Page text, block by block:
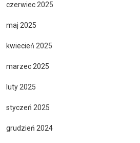
czerwiec 2025
maj 2025
kwiecień 2025
marzec 2025
luty 2025
styczeń 2025
grudzień 2024